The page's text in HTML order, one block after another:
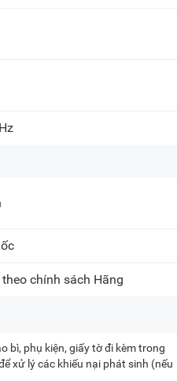
chính sách Hãng
bì, phụ kiện, giấy tờ đi kèm trong
xử lý các khiếu nại phát sinh (nếu